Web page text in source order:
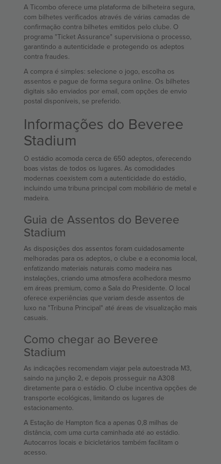
A Ticombo oferece uma plataforma de bilheteira segura,
com bilhetes verificados através de várias camadas de
confirmação contra bilhetes emitidos pelo clube. O
programa "Ticket Assurance" supervisiona o processo,
garantindo a autenticidade e protegendo os adeptos
contra fraudes.
A compra é simples: selecione o jogo, escolha os
assentos e pague de forma segura online. Os bilhetes
digitais são enviados por email, com opções de envio
postal disponíveis, se preferido.
Informações do Beveree
Stadium
O estádio acomoda cerca de 650 adeptos, oferecendo
boas vistas de todos os lugares. As comodidades
modernas coexistem com a autenticidade do estádio,
incluindo uma tribuna principal com mobiliário de metal e
madeira.
Guia de Assentos do Beveree
Stadium
As disposições dos assentos foram cuidadosamente
melhoradas para os adeptos, o clube e a economia local,
enfatizando materiais naturais como madeira nas
instalações, criando uma atmosfera acolhedora mesmo
em áreas premium, como a Sala do Presidente. O local
oferece experiências que variam desde assentos de
luxo na "Tribuna Principal" até áreas de visualização mais
casuais.
Como chegar ao Beveree
Stadium
As indicações recomendam viajar pela autoestrada M3,
saindo na junção 2, e depois prosseguir na A308
diretamente para o estádio. O clube incentiva opções de
transporte ecológicas, limitando os lugares de
estacionamento.
A Estação de Hampton fica a apenas 0,8 milhas de
distância, com uma curta caminhada até ao estádio.
Autocarros locais e bicicletários também facilitam o
acesso.